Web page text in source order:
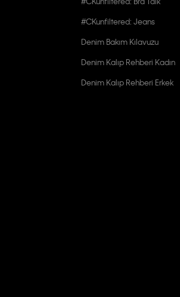
#CKunfiltered: Jeans
Denim Bakım Kılavuzu
Denim Kalıp Rehberi Kadın
Denim Kalıp Rehberi Erkek